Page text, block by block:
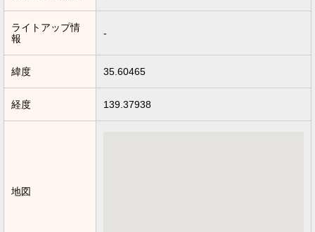
ライトアップ情
報
-
緯度 35.60465
経度 139.37938
地図